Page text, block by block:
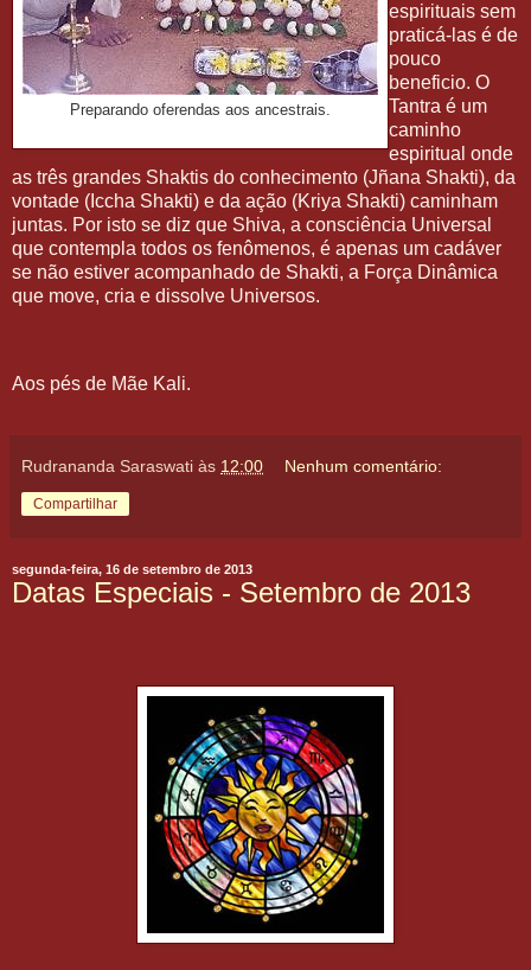
Preparando oferendas aos ancestrais.
espirituais sem
praticá-las é de
pouco
beneficio. O
Tantra é um
caminho
espiritual onde
as três grandes Shaktis do conhecimento (Jñana Shakti), da
vontade (Iccha Shakti) e da ação (Kriya Shakti) caminham
juntas. Por isto se diz que Shiva, a consciência Universal
que contempla todos os fenômenos, é apenas um cadáver
se não estiver acompanhado de Shakti, a Força Dinâmica
que move, cria e dissolve Universos.
Aos pés de Mãe Kali.
Rudrananda Saraswati às 12:00 Nenhum comentário:
Compartilhar
segunda-feira, 16 de setembro de 2013
Datas Especiais - Setembro de 2013